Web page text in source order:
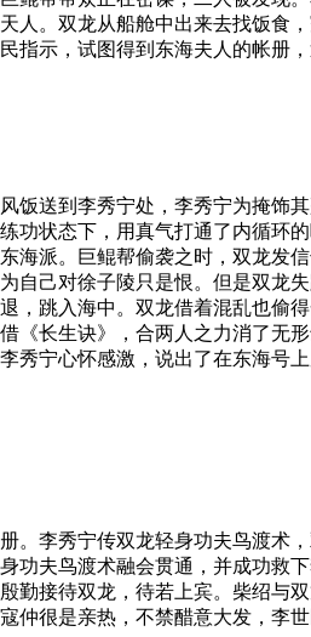
人。双龙从船舱中出来去找饭食
示，试图得到东海夫人的帐册
送到李秀宁处，李秀宁为掩饰
状态下，用真气打通了内循环
派。巨鲲帮偷袭之时，双龙发
自己对徐子陵只是恨。但是双龙
，跳入海中。双龙借着混乱也偷
《长生诀》，合两人之力消了无
秀宁心怀感激，说出了在东海号
李秀宁传双龙轻身功夫鸟渡术
功夫鸟渡术融会贯通，并成功救
勤接待双龙，待若上宾。柴绍与
仲很是亲热，不禁醋意大发，李